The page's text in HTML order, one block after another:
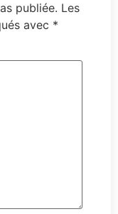
publiée. Les
avec *